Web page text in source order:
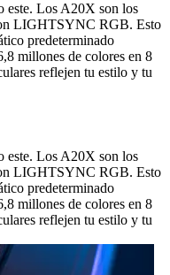
este. Los A20X son los
LIGHTSYNC RGB. Esto
predeterminado
millones de colores en 8
reflejen tu estilo y tu
este. Los A20X son los
LIGHTSYNC RGB. Esto
predeterminado
millones de colores en 8
reflejen tu estilo y tu